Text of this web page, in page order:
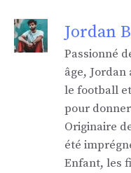
Jordan
Passionné
âge,
le football
pour
Originaire
été
Enfant, les